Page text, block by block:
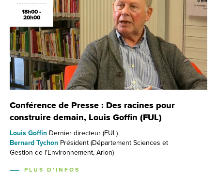
18h00 -
20h00
Conférence de Presse : Des racines pour
construire demain, Louis Goffin (FUL)
Louis Goffin Dernier directeur (FUL)
Bernard Tychon Président (Département Sciences et
Gestion de l'Environnement, Arlon)
PLUS D'INFOS